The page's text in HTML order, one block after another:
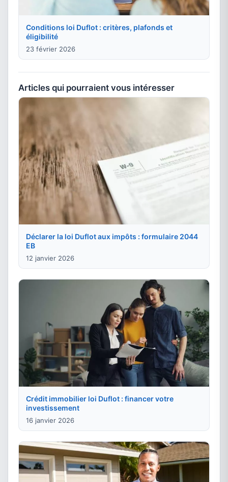
Conditions loi Duflot : critères, plafonds et
éligibilité
23 février 2026
Articles qui pourraient vous intéresser
Déclarer la loi Duflot aux impôts : formulaire 2044
EB
12 janvier 2026
Crédit immobilier loi Duflot : financer votre
investissement
16 janvier 2026